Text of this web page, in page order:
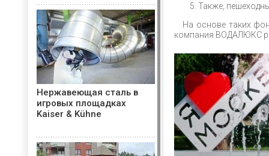
Также,
На основе таких
компания ВОДАЛЮКС
Нержавеющая сталь в
игровых площадках
Kaiser & Kühne